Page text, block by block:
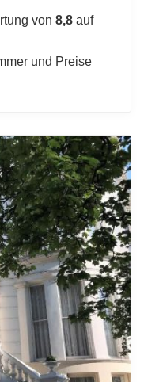
von 8,8 auf
und Preise